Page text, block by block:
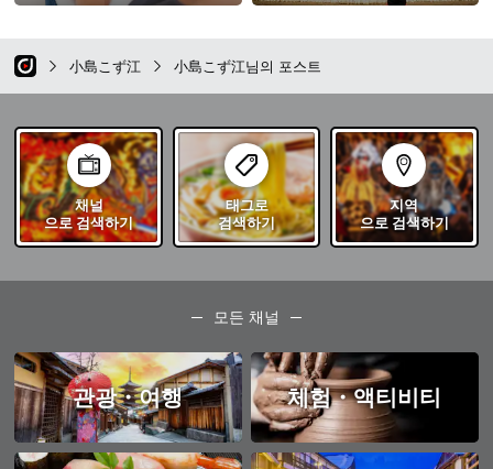
小島こず江 小島こず江님의 포스트
채널
으로 검색하기
태그로
검색하기
지역
으로 검색하기
모든 채널
관광・여행 체험・액티비티